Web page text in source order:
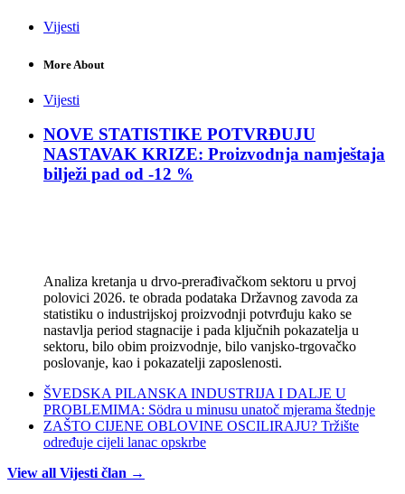
Vijesti
More About
Vijesti
NOVE STATISTIKE POTVRĐUJU
NASTAVAK KRIZE: Proizvodnja namještaja
bilježi pad od -12 %
Analiza kretanja u drvo-prerađivačkom sektoru u prvoj
polovici 2026. te obrada podataka Državnog zavoda za
statistiku o industrijskoj proizvodnji potvrđuju kako se
nastavlja period stagnacije i pada ključnih pokazatelja u
sektoru, bilo obim proizvodnje, bilo vanjsko-trgovačko
poslovanje, kao i pokazatelji zaposlenosti.
ŠVEDSKA PILANSKA INDUSTRIJA I DALJE U
PROBLEMIMA: Södra u minusu unatoč mjerama štednje
ZAŠTO CIJENE OBLOVINE OSCILIRAJU? Tržište
određuje cijeli lanac opskrbe
View all Vijesti član →